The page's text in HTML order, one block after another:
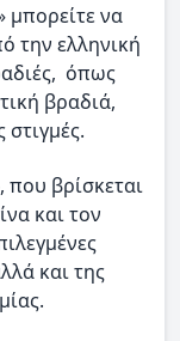
μπορείτε να
την ελληνική
όπως
βραδιά,
που βρίσκεται
και τον
και της